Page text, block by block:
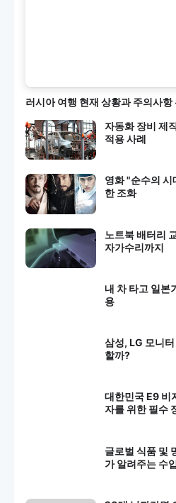
러시아 여행 현재 상황과 주의사
자동화 장비 제
적용 사례
영화 "순수의
한 조화
노트북 배터리
자가수리까지
내 차 타고 일본
용
삼성, LG 모니
할까?
대한민국 E9 비
자를 위한 필수
글로벌 식품 및
가 알려주는 수